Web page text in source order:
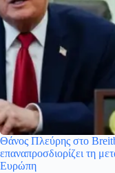
Θάνος Πλεύρης στο
επαναπροσδιορίζει τη
Ευρώπη